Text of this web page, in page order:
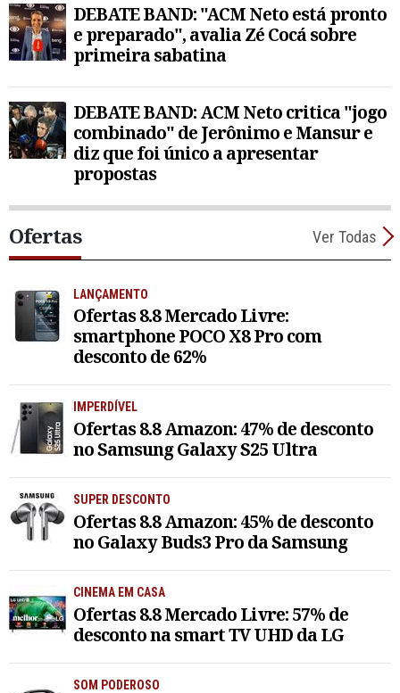
DEBATE BAND: "ACM Neto está pronto
e preparado", avalia Zé Cocá sobre
primeira sabatina
DEBATE BAND: ACM Neto critica "jogo
combinado" de Jerônimo e Mansur e
diz que foi único a apresentar
propostas
Ofertas Ver Todas
LANÇAMENTO
Ofertas 8.8 Mercado Livre:
smartphone POCO X8 Pro com
desconto de 62%
IMPERDÍVEL
Ofertas 8.8 Amazon: 47% de desconto
no Samsung Galaxy S25 Ultra
SUPER DESCONTO
Ofertas 8.8 Amazon: 45% de desconto
no Galaxy Buds3 Pro da Samsung
CINEMA EM CASA
Ofertas 8.8 Mercado Livre: 57% de
desconto na smart TV UHD da LG
SOM PODEROSO